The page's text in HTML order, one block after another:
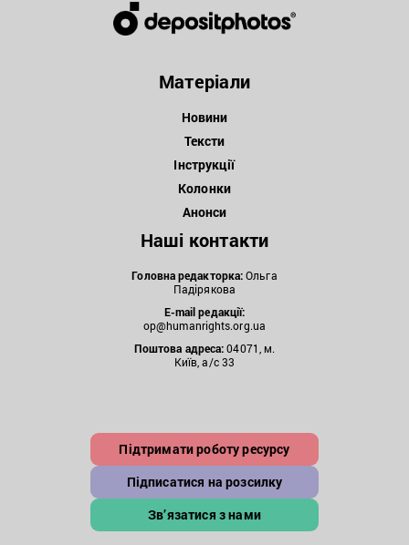
Матеріали
Новини
Тексти
Інструкції
Колонки
Анонси
Наші контакти
Головна редакторка:Ольга
Падірякова
E-mail редакції:
op@humanrights.org.ua
Поштова адреса:04071, м.
Київ, а/с 33
Підтримати роботу ресурсу
Підписатися на розсилку
Зв’язатися з нами